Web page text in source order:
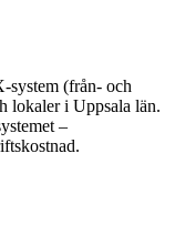
system (från- och
lokaler i Uppsala län.
–